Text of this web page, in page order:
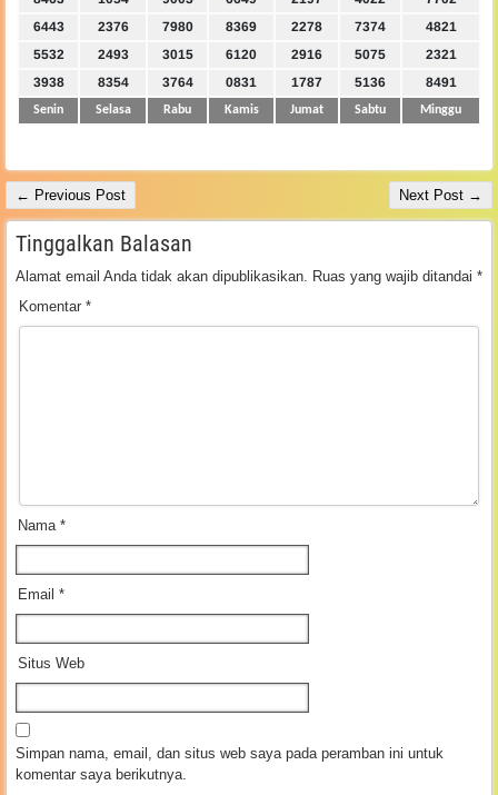
6443
2376 7980 8369 2278 7374
4821
5532
2493 3015 6120 2916 5075
2321
3938
8354 3764 0831 1787 5136 8491
Senin Selasa Rabu Kamis Jumat Sabtu Minggu
← Previous Post Next Post →
Tinggalkan Balasan
Alamat email Anda tidak akan dipublikasikan. Ruas yang wajib ditandai *
Komentar *
Nama *
Email *
Situs Web
Simpan nama, email, dan situs web saya pada peramban ini untuk
komentar saya berikutnya.